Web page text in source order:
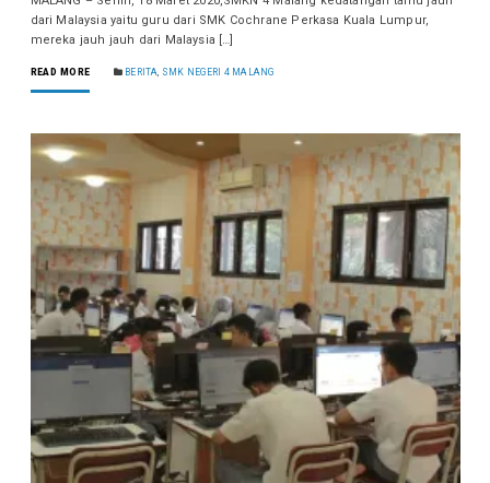
dari Malaysia yaitu guru dari SMK Cochrane Perkasa Kuala Lumpur,
mereka jauh jauh dari Malaysia […]
READ MORE BERITA, SMK NEGERI 4 MALANG